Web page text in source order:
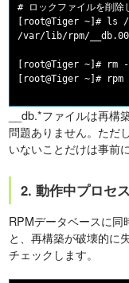
# ロックファイルを削除
[root@Tiger ~]# ls
/var/lib/rpm/
[root@Tiger ~]#
__db.*ファイルは再
問題ありません。ただ
いないことだけは事前
2. 動作中プロセ
RPMデータベースに同
と、再構築が破壊的に
チェックします。